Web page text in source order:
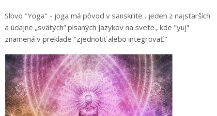
Slovo "Yoga" - joga má pôvod v sanskrite , jeden z najstarších
a údajne „svätých“ písaných jazykov na svete., kde "yuj"
znamená v preklade "zjednotiť alebo integrovať."